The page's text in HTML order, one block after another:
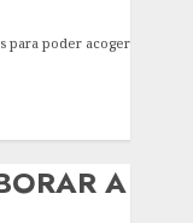
para poder acoger
A